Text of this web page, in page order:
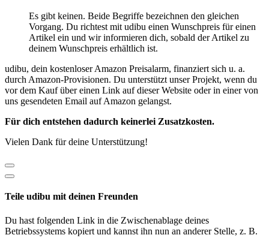
Es gibt keinen. Beide Begriffe bezeichnen den gleichen
Vorgang. Du richtest mit udibu einen Wunschpreis für einen
Artikel ein und wir informieren dich, sobald der Artikel zu
deinem Wunschpreis erhältlich ist.
udibu, dein kostenloser Amazon Preisalarm, finanziert sich u. a.
durch Amazon-Provisionen. Du unterstützt unser Projekt, wenn du
vor dem Kauf über einen Link auf dieser Website oder in einer von
uns gesendeten Email auf Amazon gelangst.
Für dich entstehen dadurch keinerlei Zusatzkosten.
Vielen Dank für deine Unterstützung!
Teile udibu mit deinen Freunden
Du hast folgenden Link in die Zwischenablage deines
Betriebssystems kopiert und kannst ihn nun an anderer Stelle, z. B.